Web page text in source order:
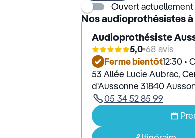
Ouvert actuellement
Nos audioprothésistes
Audioprothésiste
5,0 68 avis
Ferme bientôt12:30 •
53 Allée Lucie Aubrac,
d'Aussonne 31840
05 34 52 85 99